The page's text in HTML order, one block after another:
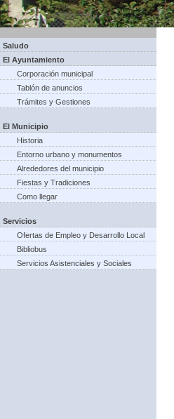
Saludo
El Ayuntamiento
Corporación municipal
Tablón de anuncios
Trámites y Gestiones
El Municipio
Historia
Entorno urbano y monumentos
Alrededores del municipio
Fiestas y Tradiciones
Como llegar
Servicios
Ofertas de Empleo y Desarrollo Local
Bibliobus
Servicios Asistenciales y Sociales